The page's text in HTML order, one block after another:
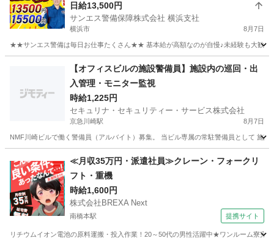
株式会社 横浜支社 鶴見
日給13,500円
サンエス警備保障株式会社 横浜支社
横浜市 8月7日
★★サンエス警備は毎日お仕事たくさん★★ 基本給が高額なのが自慢♪未経験も大歓迎
サンエス警備保障株式会社
【オフィスビルの施設警備員】施設内の巡回・出
入管理・モニター監視
時給1,225円
セキュリナ・セキュリティー・サービス株式会社
京急川崎駅 8月7日
NMF川崎ビルで働く警備員（アルバイト）募集。 当ビル専属の常駐警備員として 施
京急川崎駅 警備員 シニア
≪月収35万円・派遣社員≫クレーン・フォークリ
フト・重機
時給1,600円
株式会社BREXA Next
南橋本駅 提携サイト
リチウムイオン電池の原料運搬・投入作業！20～50代の男性活躍中★ワンルーム寮